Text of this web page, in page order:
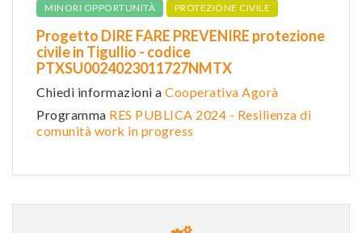
MINORI OPPORTUNITÀ
PROTEZIONE CIVILE
Progetto DIRE FARE PREVENIRE protezione
civile in Tigullio - codice
PTXSU0024023011727NMTX
Chiedi informazioni a Cooperativa Agorà
Programma RES PUBLICA 2024 - Resilienza di
comunità work in progress